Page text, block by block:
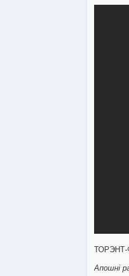
Апошні